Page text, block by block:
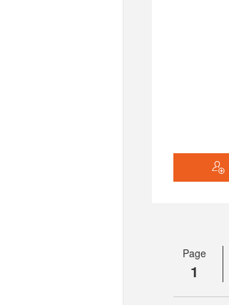
Page
1